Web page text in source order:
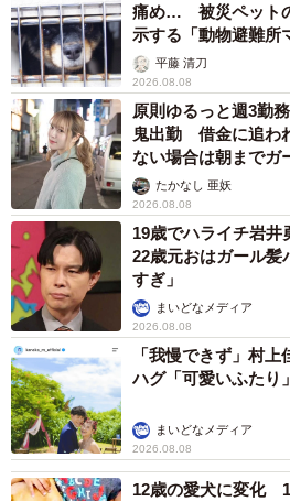
痛め… 被災ペット
示する「動物避難所
平藤 清刀
2026.08.08
原則ゆるっと週3勤
鬼出勤 借金に追わ
ない場合は朝までガ
ストに取材】
たかなし 亜妖
2026.08.08
19歳でハライチ岩井
22歳元おはガール髪
すぎ」
まいどなメディア
2026.08.08
「我慢できず」村
ハグ「可愛いふたり
まいどなメディア
2026.08.08
12歳の愛犬に変化